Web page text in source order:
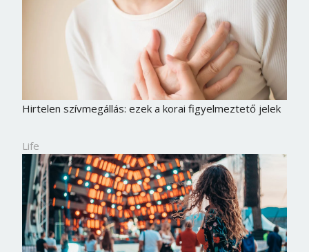
Hirtelen szívmegállás: ezek a korai figyelmeztető jelek
Life